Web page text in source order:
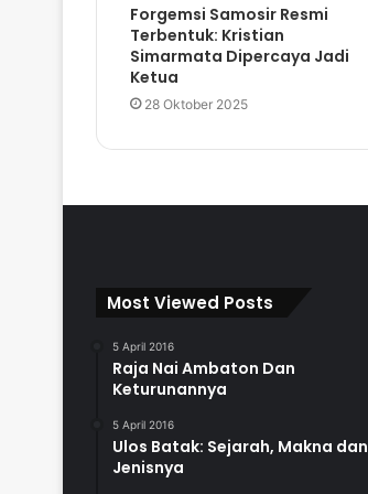
Forgemsi Samosir Resmi
Terbentuk: Kristian
Simarmata Dipercaya Jadi
Ketua
28 Oktober 2025
Most Viewed Posts
5 April 2016
Raja Nai Ambaton Dan
Keturunannya
5 April 2016
Ulos Batak: Sejarah, Makna dan
Jenisnya